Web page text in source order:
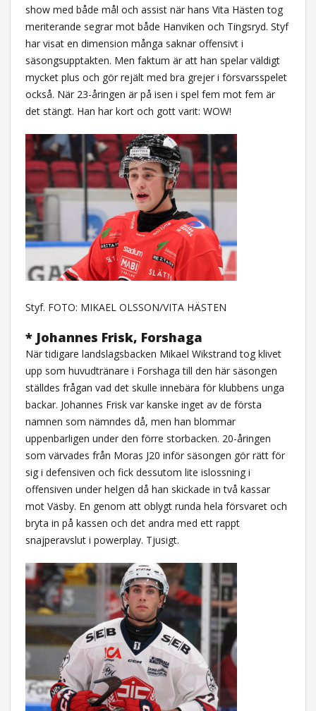
show med både mål och assist när hans Vita Hästen tog
meriterande segrar mot både Hanviken och Tingsryd. Styf
har visat en dimension många saknar offensivt i
säsongsupptakten. Men faktum är att han spelar väldigt
mycket plus och gör rejält med bra grejer i försvarsspelet
också. När 23-åringen är på isen i spel fem mot fem är
det stängt. Han har kort och gott varit: WOW!
Styf. FOTO: MIKAEL OLSSON/VITA HÄSTEN
* Johannes Frisk, Forshaga
När tidigare landslagsbacken Mikael Wikstrand tog klivet
upp som huvudtränare i Forshaga till den här säsongen
ställdes frågan vad det skulle innebära för klubbens unga
backar. Johannes Frisk var kanske inget av de första
namnen som nämndes då, men han blommar
uppenbarligen under den förre storbacken. 20-åringen
som värvades från Moras J20 inför säsongen gör rätt för
sig i defensiven och fick dessutom lite islossning i
offensiven under helgen då han skickade in två kassar
mot Väsby. En genom att oblygt runda hela försvaret och
bryta in på kassen och det andra med ett rappt
snajperavslut i powerplay. Tjusigt.